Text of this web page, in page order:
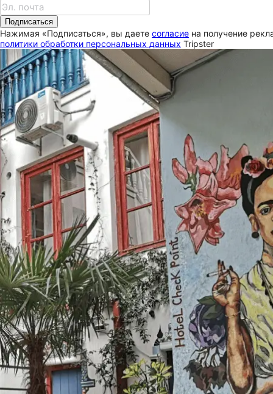
Подписаться
Нажимая «Подписаться», вы даете согласие на получение
политики обработки персональных данных Tripster